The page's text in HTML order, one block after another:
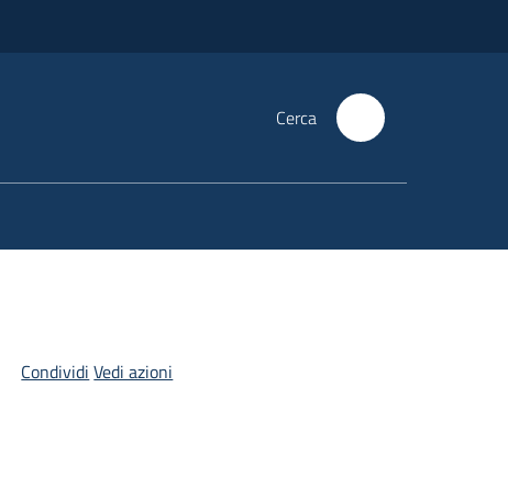
Cerca
Condividi Vedi azioni